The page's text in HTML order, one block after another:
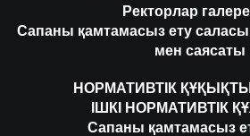
Ректорлар
Сапаны қамтамасыз ету
мен саясаты
НОРМАТИВТІК
ІШКІ НОРМАТИВТІК
Сапаны қамтамасыз